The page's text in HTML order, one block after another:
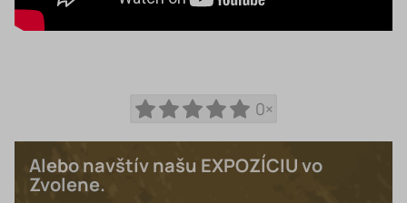
0×
Alebo navštív našu EXPOZÍCIU vo
Zvolene.